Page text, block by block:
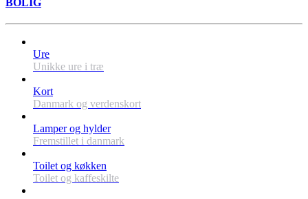
BOLIG
Ure
Unikke ure i træ
Kort
Danmark og verdenskort
Lamper og hylder
Fremstillet i danmark
Toilet og køkken
Toilet og kaffeskilte